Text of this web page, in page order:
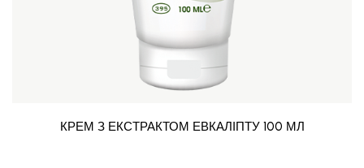
КРЕМ З ЕКСТРАКТОМ ЕВКАЛІПТУ 100 МЛ